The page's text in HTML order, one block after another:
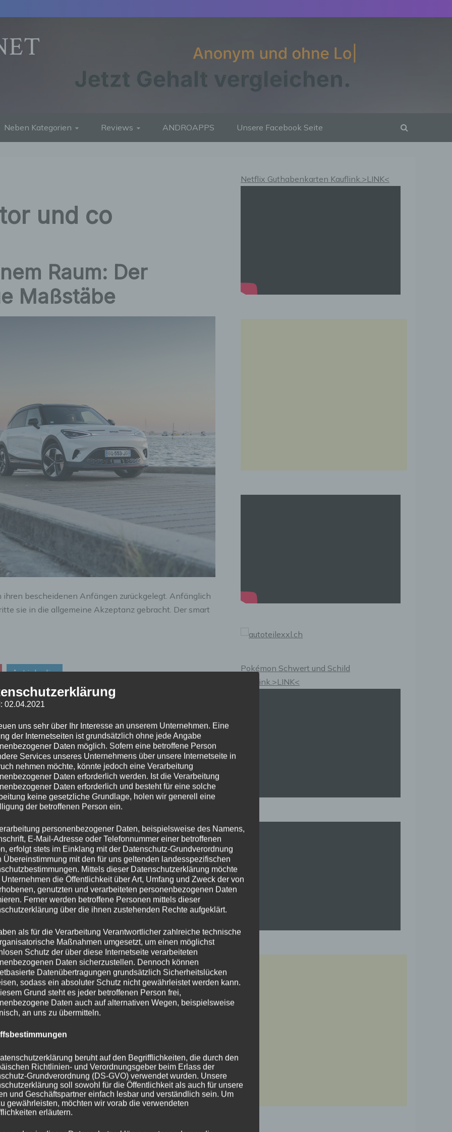
Neben Kategorien Reviews ANDROAPPS Unsere Facebook Seite
und co
Raum: Der
Maßstäbe
bescheidenen Anfängen zurückgelegt. Anfänglich
sie in die allgemeine Akzeptanz gebracht. Der smart
Linkedin
–
ist
Fahrzeugen auf 2,6% und erreichte bei
trotz erhöhtem Umweltbewusstsein
Netflix Guthabenkarten Kauflink.>LINK<
Pokémon Schwert und Schild
Kauflink.>LINK<
02.04.2021
uns sehr über Ihr Interesse an unserem Unternehmen. Eine
der Internetseiten ist grundsätzlich ohne jede Angabe
Daten möglich. Sofern eine betroffene Person
Services unseres Unternehmens über unsere Internetseite in
nehmen möchte, könnte jedoch eine Verarbeitung
Daten erforderlich werden. Ist die Verarbeitung
Daten erforderlich und besteht für eine solche
keine gesetzliche Grundlage, holen wir generell eine
der betroffenen Person ein.
personenbezogener Daten, beispielsweise des Namens,
E-Mail-Adresse oder Telefonnummer einer betroffenen
erfolgt stets im Einklang mit der Datenschutz-Grundverordnung
Übereinstimmung mit den für uns geltenden landesspezifischen
Mittels dieser Datenschutzerklärung möchte
Unternehmen die Öffentlichkeit über Art, Umfang und Zweck der von
genutzten und verarbeiteten personenbezogenen Daten
Ferner werden betroffene Personen mittels dieser
über die ihnen zustehenden Rechte aufgeklärt.
als für die Verarbeitung Verantwortlicher zahlreiche technische
Maßnahmen umgesetzt, um einen möglichst
Schutz der über diese Internetseite verarbeiteten
Daten sicherzustellen. Dennoch können
Datenübertragungen grundsätzlich Sicherheitslücken
sodass ein absoluter Schutz nicht gewährleistet werden kann.
Grund steht es jeder betroffenen Person frei,
Daten auch auf alternativen Wegen, beispielsweise
an uns zu übermitteln.
beruht auf den Begrifflichkeiten, die durch den
Richtlinien- und Verordnungsgeber beim Erlass der
Grundverordnung (DS-GVO) verwendet wurden. Unsere
soll sowohl für die Öffentlichkeit als auch für unsere
und Geschäftspartner einfach lesbar und verständlich sein. Um
gewährleisten, möchten wir vorab die verwendeten
erläutern.